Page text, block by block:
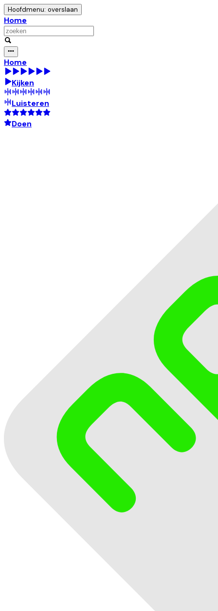
Hoofdmenu: overslaan
Home
Home
Kijken
Luisteren
Doen